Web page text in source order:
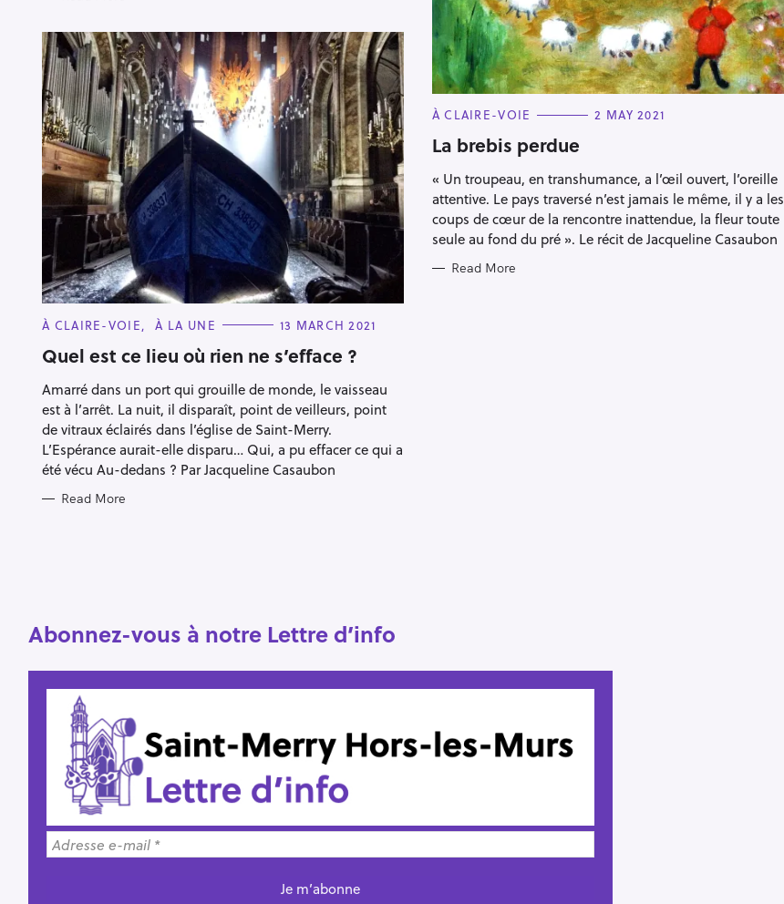
C
T
E
O
I
E
S
À CLAIRE-VOIE 2 MAY 2021
La brebis perdue
« Un troupeau, en transhumance, a l’œil ouvert, l’oreille
attentive. Le pays traversé n’est jamais le même, il y a les
coups de cœur de la rencontre inattendue, la fleur toute
seule au fond du pré ». Le récit de Jacqueline Casaubon
Read More
C
T
E
O
R
I
E
S
À CLAIRE-VOIE À LA UNE 13 MARCH 2021
Quel est ce lieu où rien ne s’efface ?
Amarré dans un port qui grouille de monde, le vaisseau
est à l’arrêt. La nuit, il disparaît, point de veilleurs, point
de vitraux éclairés dans l’église de Saint-Merry.
L’Espérance aurait-elle disparu… Qui, a pu effacer ce qui a
été vécu Au-dedans ? Par Jacqueline Casaubon
Read More
Abonnez-vous à notre Lettre d’info
f
o
r
: